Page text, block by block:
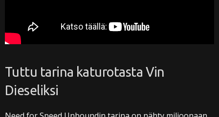
Tuttu tarina katurotasta Vin
Dieseliksi